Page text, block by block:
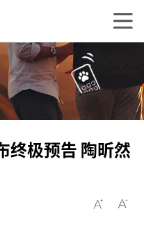
终极预告 陶昕然